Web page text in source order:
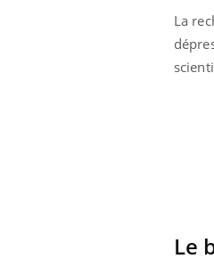
La
Le
Eczéma
expliquer ma
Il y a des sujets